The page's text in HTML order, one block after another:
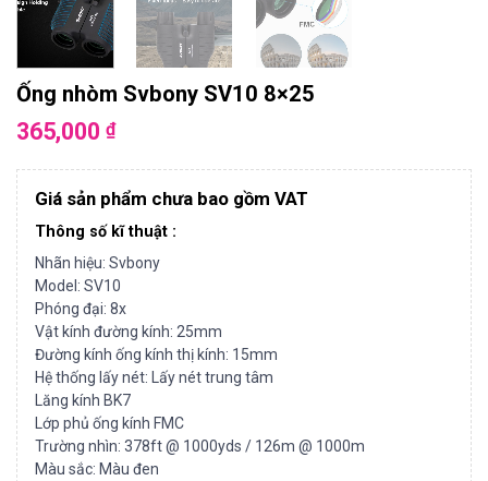
Ống nhòm Svbony SV10 8×25
365,000 ₫
Giá sản phẩm chưa bao gồm VAT
Thông số kĩ thuật :
Nhãn hiệu: Svbony
Model: SV10
Phóng đại: 8x
Vật kính đường kính: 25mm
Đường kính ống kính thị kính: 15mm
Hệ thống lấy nét: Lấy nét trung tâm
Lăng kính BK7
Lớp phủ ống kính FMC
Trường nhìn: 378ft @ 1000yds / 126m @ 1000m
Màu sắc: Màu đen